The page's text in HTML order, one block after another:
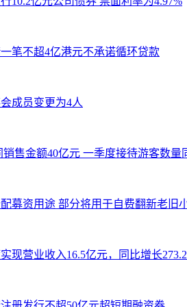
笔不超4亿港元不承诺循环贷款
成员变更为4人
售金额40亿元 一季度接待游客数量
募资用途 部分将用于自费翻新老旧
现营业收入16.5亿元，同比增长